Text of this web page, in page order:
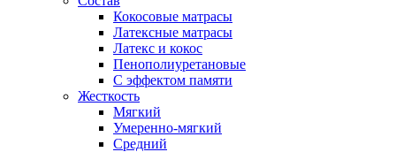
Кокосовые матрасы
Латексные матрасы
Латекс и кокос
Пенополиуретановые
С эффектом памяти
Жесткость
Мягкий
Умеренно-мягкий
Средний